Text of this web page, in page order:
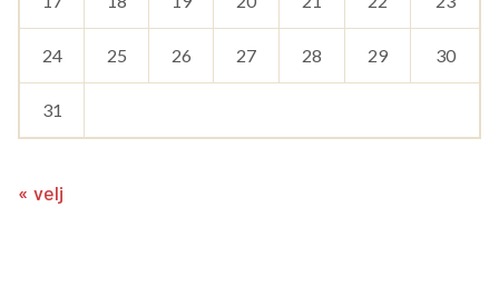
24 25 26 27 28 29 30
31
« velj